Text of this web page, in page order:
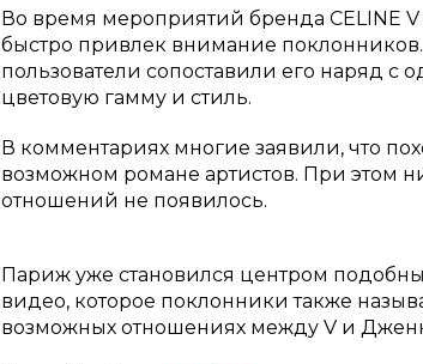
Во время мероприятий бренда CELINE
быстро привлек внимание
пользователи сопоставили его наряд
цветовую гамму и стиль.
В комментариях многие заявили, что
возможном романе артистов. При этом
отношений не появилось.
Париж уже становился центром
видео, которое поклонники также
возможных отношениях между V и